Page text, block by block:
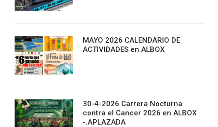
MAYO 2026 CALENDARIO DE
ACTIVIDADES en ALBOX
30-4-2026 Carrera Nocturna
contra el Cancer 2026 en ALBOX
-.APLAZADA